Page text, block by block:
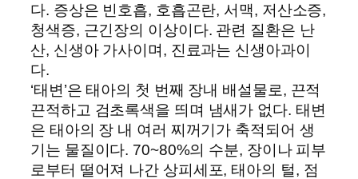
다. 증상은 빈호흡, 호흡곤란, 서맥, 저산소증,
청색증, 근긴장의 이상이다. 관련 질환은 난
산, 신생아 가사이며, 진료과는 신생아과이
다.
‘태변’은 태아의 첫 번째 장내 배설물로, 끈적
끈적하고 검초록색을 띄며 냄새가 없다. 태변
은 태아의 장 내 여러 찌꺼기가 축적되어 생
기는 물질이다. 70~80%의 수분, 장이나 피부
로부터 떨어져 나간 상피세포, 태아의 털, 점